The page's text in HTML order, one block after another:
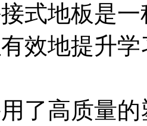
式地板是
效地提升
了高质量